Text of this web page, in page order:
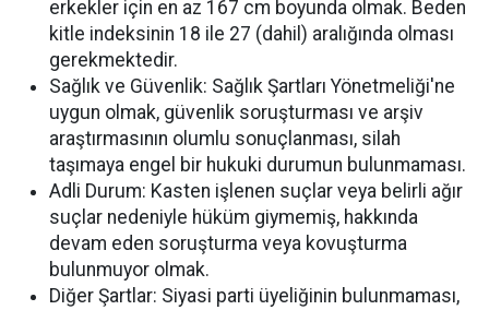
erkekler için en az 167 cm boyunda olmak. Beden
kitle indeksinin 18 ile 27 (dahil) aralığında olması
gerekmektedir.
Sağlık ve Güvenlik: Sağlık Şartları Yönetmeliği'ne
uygun olmak, güvenlik soruşturması ve arşiv
araştırmasının olumlu sonuçlanması, silah
taşımaya engel bir hukuki durumun bulunmaması.
Adli Durum: Kasten işlenen suçlar veya belirli ağır
suçlar nedeniyle hüküm giymemiş, hakkında
devam eden soruşturma veya kovuşturma
bulunmuyor olmak.
Diğer Şartlar: Siyasi parti üyeliğinin bulunmaması,